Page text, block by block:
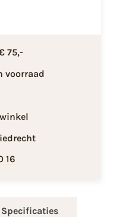
75,-
voorraad
16
Specificaties